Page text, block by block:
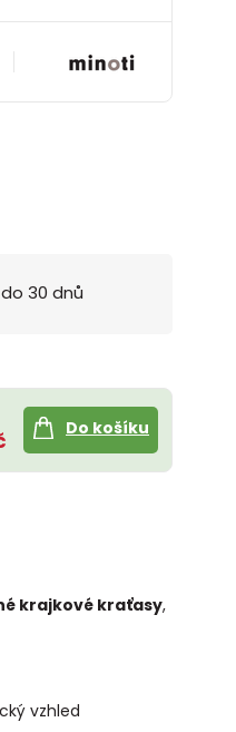
do 30 dnů
Do košíku
krajkové kraťasy,
vzhled